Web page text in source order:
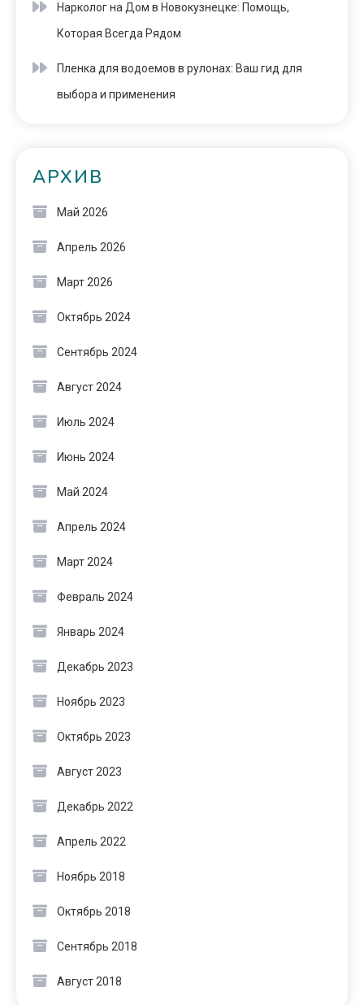
Нарколог на Дом в Новокузнецке: Помощь,
Которая Всегда Рядом
Пленка для водоемов в рулонах: Ваш гид для
выбора и применения
АРХИВ
Май 2026
Апрель 2026
Март 2026
Октябрь 2024
Сентябрь 2024
Август 2024
Июль 2024
Июнь 2024
Май 2024
Апрель 2024
Март 2024
Февраль 2024
Январь 2024
Декабрь 2023
Ноябрь 2023
Октябрь 2023
Август 2023
Декабрь 2022
Апрель 2022
Ноябрь 2018
Октябрь 2018
Сентябрь 2018
Август 2018